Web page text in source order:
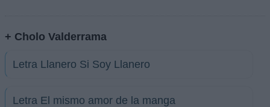
+ Cholo Valderrama
Letra Llanero Si Soy Llanero
Letra El mismo amor de la manga